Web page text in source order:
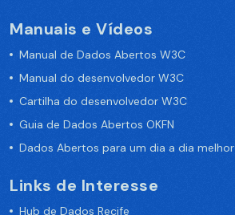
Manuais e Vídeos
Manual de Dados Abertos W3C
Manual do desenvolvedor W3C
Cartilha do desenvolvedor W3C
Guia de Dados Abertos OKFN
Dados Abertos para um dia a dia melhor
Links de Interesse
Hub de Dados Recife